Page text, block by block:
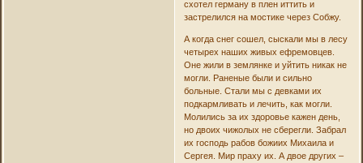
схотел герману в плен иттить и
застрелился на мостике через Собжу.
А когда снег сошел, сыскали мы в лесу
четырех наших живых ефремовцев.
Оне жили в землянке и уйтить никак не
могли. Раненые были и сильно
больные. Стали мы с девками их
подкармливать и лечить, как могли.
Молились за их здоровье кажен день,
но двоих чижолых не сберегли. Забрал
их господь рабов божиих Михаила и
Сергея. Мир праху их. А двое других –